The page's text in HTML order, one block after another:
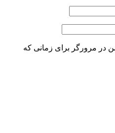
در مرورگر برای زمانی که